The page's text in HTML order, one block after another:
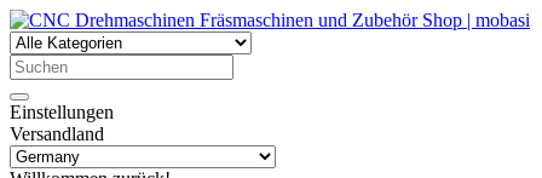
Einstellungen
Versandland